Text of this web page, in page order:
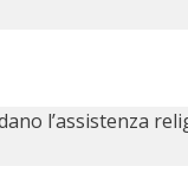
l’assistenza